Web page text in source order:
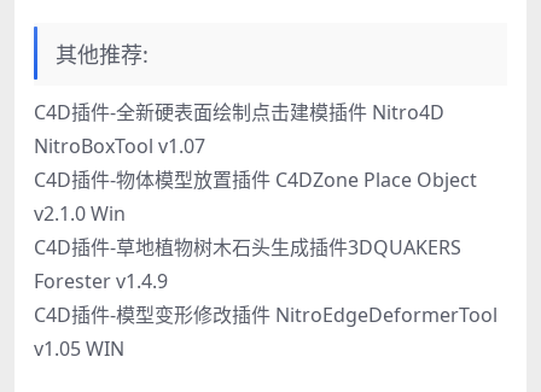
其他推荐:
C4D插件-全新硬表面绘制点击建模插件 Nitro4D
NitroBoxTool v1.07
C4D插件-物体模型放置插件 C4DZone Place Object
v2.1.0 Win
C4D插件-草地植物树木石头生成插件3DQUAKERS
Forester v1.4.9
C4D插件-模型变形修改插件 NitroEdgeDeformerTool
v1.05 WIN